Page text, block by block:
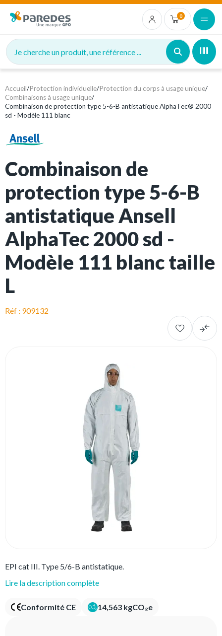
0
Je cherche un produit, une référence ...
Accueil/Protection individuelle/Protection du corps à usage unique/
Combinaisons à usage unique/
Combinaison de protection type 5-6-B antistatique AlphaTec® 2000
sd - Modèle 111 blanc
Combinaison de
protection type 5-6-B
antistatique Ansell
AlphaTec 2000 sd -
Modèle 111 blanc taille
L
Réf : 909132
EPI cat III. Type 5/6-B antistatique.
Lire la description complète
Conformité CE 14,563 kgCO₂e